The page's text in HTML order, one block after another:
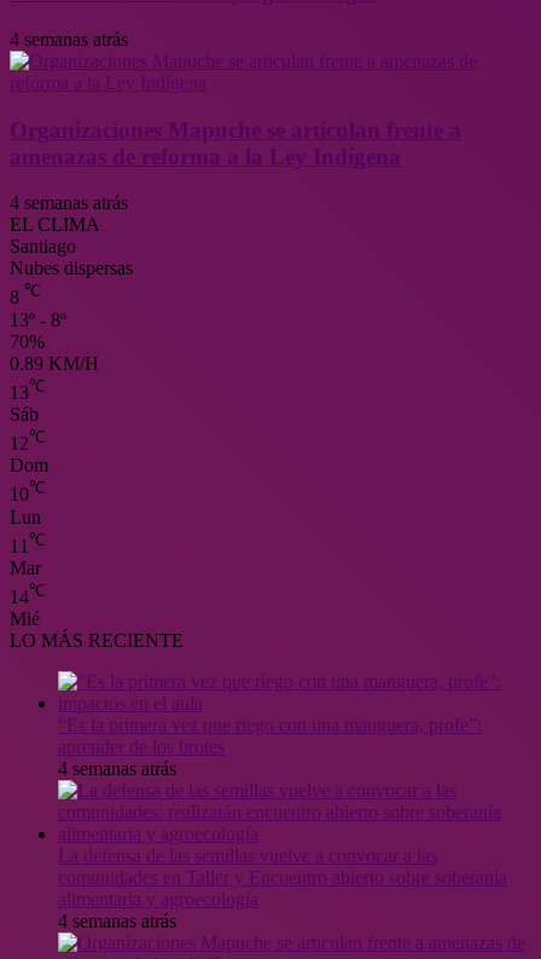
4 semanas atrás
Organizaciones Mapuche se articulan frente a
amenazas de reforma a la Ley Indígena
4 semanas atrás
EL CLIMA
Santiago
Nubes dispersas
8 ℃
13º - 8º
70%
0.89 KM/H
13℃
Sáb
12℃
Dom
10℃
Lun
11 ℃
Mar
14℃
Mié
LO MÁS RECIENTE
“Es la primera vez que riego con una manguera, profe”:
aprender de los brotes
4 semanas atrás
La defensa de las semillas vuelve a convocar a las
comunidades en Taller y Encuentro abierto sobre soberanía
alimentaria y agroecología
4 semanas atrás